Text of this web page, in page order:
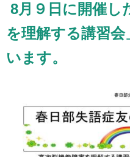
8月９日に開催し
を理解する講習
います。